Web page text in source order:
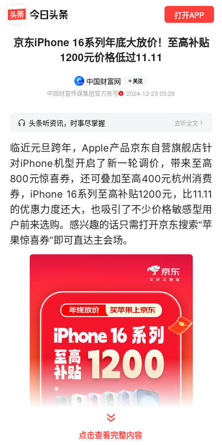
打开APP
京东iPhone 16系列年底大放价！至高补贴
1200元价格低过11.11
中国财富网 关注
中国财富传媒集团官方账号
  2024-12-23 03:26
头条听资讯，时事尽掌握 去听全文
临近元旦跨年，Apple产品京东自营旗舰店针
对iPhone机型开启了新一轮调价，带来至高
800元惊喜券，还可叠加至高400元杭州消费
券，iPhone 16系列至高补贴1200元，比11.11
的优惠力度还大，也吸引了不少价格敏感型用
户前来选购。感兴趣的话只需打开京东搜索“苹
果惊喜券”即可直达主会场。
点击查看完整内容